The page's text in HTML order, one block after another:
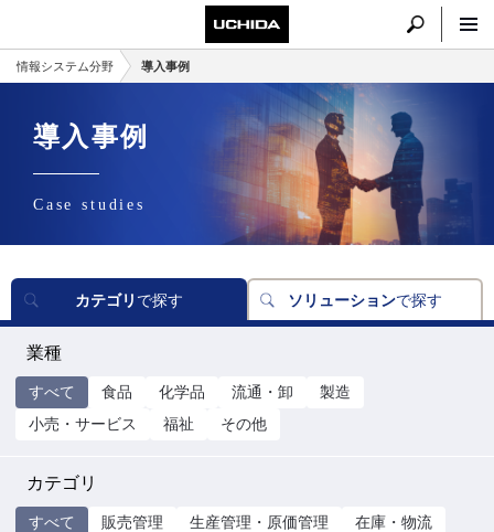
情報システム分野 導入事例
導入事例
Case studies
カテゴリ で探す ソリューションで探す
業種
すべて 食品 化学品 流通・卸
製造
小売・サービス
福祉 その他
カテゴリ
すべて 販売管理 生産管理・原価管理
在庫・物流